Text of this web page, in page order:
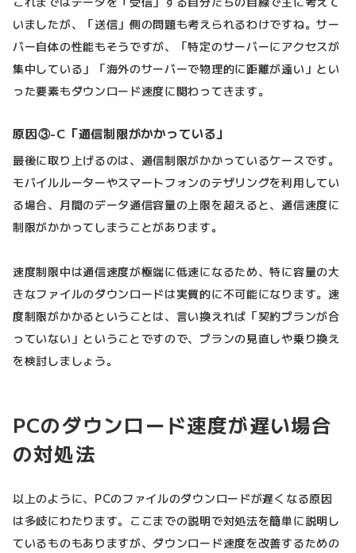
いましたが、「送信」側の問題も考えられるわけですね。サー
バー自体の性能もそうですが、「特定のサーバーにアクセスが
集中している」「海外のサーバーで物理的に距離が遠い」とい
った要素もダウンロード速度に関わってきます。
原因③-C「通信制限がかかっている」
最後に取り上げるのは、通信制限がかかっているケースです。
モバイルルーターやスマートフォンのテザリングを利用してい
る場合、月間のデータ通信容量の上限を超えると、通信速度に
制限がかかってしまうことがあります。
速度制限中は通信速度が極端に低速になるため、特に容量の大
きなファイルのダウンロードは実質的に不可能になります。速
度制限がかかるということは、言い換えれば「契約プランが合
っていない」ということですので、プランの見直しや乗り換え
を検討しましょう。
PCのダウンロード速度が遅い場合
の対処法
以上のように、PCのファイルのダウンロードが遅くなる原因
は多岐にわたります。ここまでの説明で対処法を簡単に説明し
ているものもありますが、ダウンロード速度を改善するための